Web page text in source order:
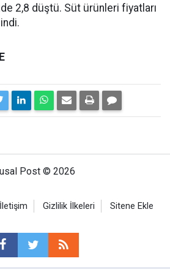
2,8 düştü. Süt ürünleri fiyatları
Post © 2026
İletişim Gizlilik İlkeleri Sitene Ekle